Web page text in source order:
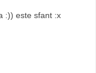
:)) este sfant :x